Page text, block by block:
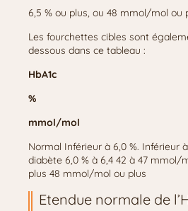
6,5 % ou plus, ou 48 mmol/mol ou
Les fourchettes cibles sont
dessous dans ce tableau :
HbA1c
%
mmol/mol
Normal Inférieur à 6,0 %. Inférieur
diabète 6,0 % à 6,4 42 à 47 mmol/
plus 48 mmol/mol ou plus
Etendue normale de